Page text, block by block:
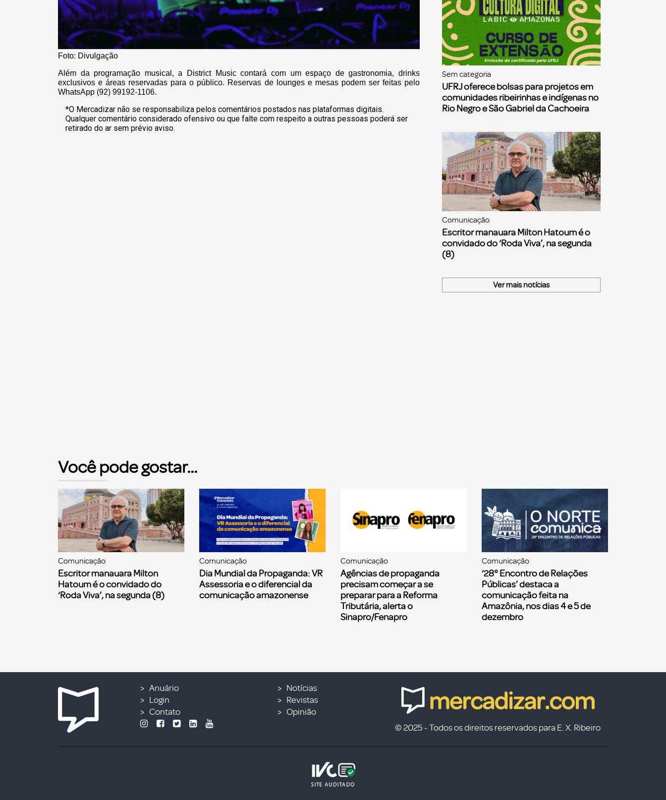
Foto: Divulgação
Além da programação musical, a District Music contará com um espaço de gastronomia, drinks
exclusivos e áreas reservadas para o público. Reservas de lounges e mesas podem ser feitas pelo
WhatsApp (92) 99192-1106.
*O Mercadizar não se responsabiliza pelos comentários postados nas plataformas digitais.
Qualquer comentário considerado ofensivo ou que falte com respeito a outras pessoas poderá ser
retirado do ar sem prévio aviso.
Sem categoria
UFRJ oferece bolsas para projetos em
comunidades ribeirinhas e indígenas no
Rio Negro e São Gabriel da Cachoeira
Comunicação
Escritor manauara Milton Hatoum é o
convidado do ‘Roda Viva’, na segunda
(8)
Ver mais notícias
Você pode gostar...
Comunicação
Escritor manauara Milton
Hatoum é o convidado do
‘Roda Viva’, na segunda (8)
Comunicação
Dia Mundial da Propaganda: VR
Assessoria e o diferencial da
comunicação amazonense
Comunicação
Agências de propaganda
precisam começar a se
preparar para a Reforma
Tributária, alerta o
Sinapro/Fenapro
Comunicação
‘28° Encontro de Relações
Públicas’ destaca a
comunicação feita na
Amazônia, nos dias 4 e 5 de
dezembro
Anuário
Login
Contato
Notícias
Revistas
Opinião
© 2025 - Todos os direitos reservados para E. X. Ribeiro